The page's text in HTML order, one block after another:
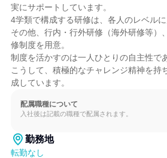
実にサポートしています。
4学類で構成する研修は、各人のレベル
その他、行内・行外研修（海外研修等
修制度を用意。
制度を活かすのは一人ひとりの自主性で
こうして、積極的なチャレンジ精神を持
成しています。
配属職種について
入社後は記載の職種で配属されます。
勤務地
転勤なし